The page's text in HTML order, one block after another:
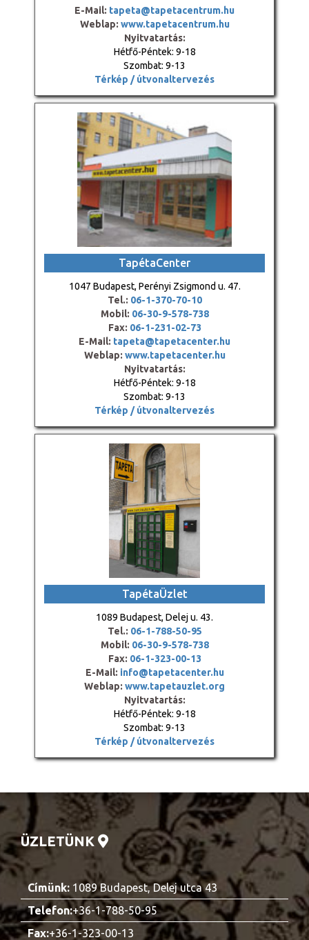
E-Mail: tapeta@tapetacentrum.hu
Weblap: www.tapetacentrum.hu
Nyitvatartás:
Hétfő-Péntek: 9-18
Szombat: 9-13
Térkép / útvonaltervezés
TapétaCenter
1047 Budapest, Perényi Zsigmond u. 47.
Tel.: 06-1-370-70-10
Mobil: 06-30-9-578-738
Fax: 06-1-231-02-73
E-Mail: tapeta@tapetacenter.hu
Weblap: www.tapetacenter.hu
Nyitvatartás:
Hétfő-Péntek: 9-18
Szombat: 9-13
Térkép / útvonaltervezés
TapétaÜzlet
1089 Budapest, Delej u. 43.
Tel.: 06-1-788-50-95
Mobil: 06-30-9-578-738
Fax: 06-1-323-00-13
E-Mail: info@tapetacenter.hu
Weblap: www.tapetauzlet.org
Nyitvatartás:
Hétfő-Péntek: 9-18
Szombat: 9-13
Térkép / útvonaltervezés
ÜZLETÜNK
Címünk: 1089 Budapest, Delej utca 43
Telefon:+36-1-788-50-95
Fax:+36-1-323-00-13